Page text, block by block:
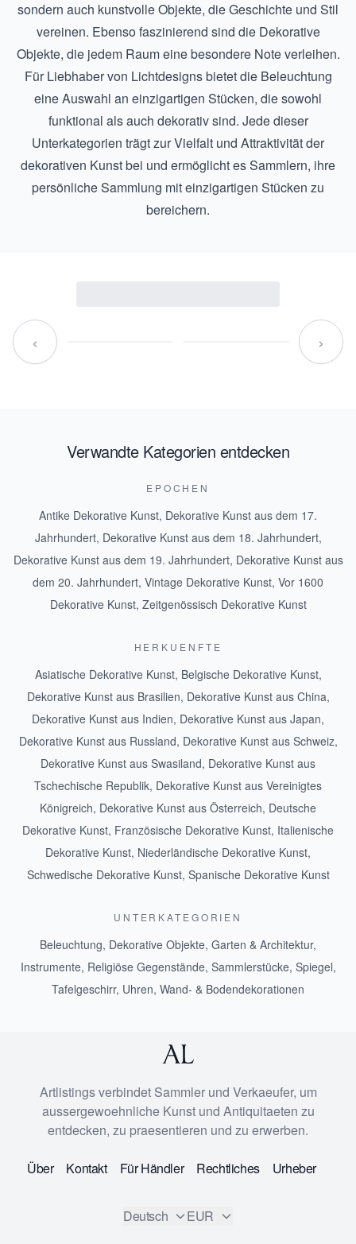
sondern auch kunstvolle Objekte, die Geschichte und Stil
vereinen. Ebenso faszinierend sind die Dekorative
Objekte, die jedem Raum eine besondere Note verleihen.
Für Liebhaber von Lichtdesigns bietet die Beleuchtung
eine Auswahl an einzigartigen Stücken, die sowohl
funktional als auch dekorativ sind. Jede dieser
Unterkategorien trägt zur Vielfalt und Attraktivität der
dekorativen Kunst bei und ermöglicht es Sammlern, ihre
persönliche Sammlung mit einzigartigen Stücken zu
bereichern.
‹ ›
Verwandte Kategorien entdecken
EPOCHEN
Antike Dekorative Kunst, Dekorative Kunst aus dem 17.
Jahrhundert, Dekorative Kunst aus dem 18. Jahrhundert,
Dekorative Kunst aus dem 19. Jahrhundert, Dekorative Kunst aus
dem 20. Jahrhundert, Vintage Dekorative Kunst, Vor 1600
Dekorative Kunst, Zeitgenössisch Dekorative Kunst
HERKUENFTE
Asiatische Dekorative Kunst, Belgische Dekorative Kunst,
Dekorative Kunst aus Brasilien, Dekorative Kunst aus China,
Dekorative Kunst aus Indien, Dekorative Kunst aus Japan,
Dekorative Kunst aus Russland, Dekorative Kunst aus Schweiz,
Dekorative Kunst aus Swasiland, Dekorative Kunst aus
Tschechische Republik, Dekorative Kunst aus Vereinigtes
Königreich, Dekorative Kunst aus Österreich, Deutsche
Dekorative Kunst, Französische Dekorative Kunst, Italienische
Dekorative Kunst, Niederländische Dekorative Kunst,
Schwedische Dekorative Kunst, Spanische Dekorative Kunst
UNTERKATEGORIEN
Beleuchtung, Dekorative Objekte, Garten & Architektur,
Instrumente, Religiöse Gegenstände, Sammlerstücke, Spiegel,
Tafelgeschirr, Uhren, Wand- & Bodendekorationen
Artlistings verbindet Sammler und Verkaeufer, um
aussergewoehnliche Kunst und Antiquitaeten zu
entdecken, zu praesentieren und zu erwerben.
Über Kontakt Für Händler Rechtliches Urheber
Deutsch EUR